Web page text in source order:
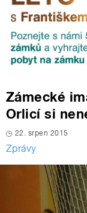
Zámecké
Orlicí si
22. srpen 2015
Zprávy